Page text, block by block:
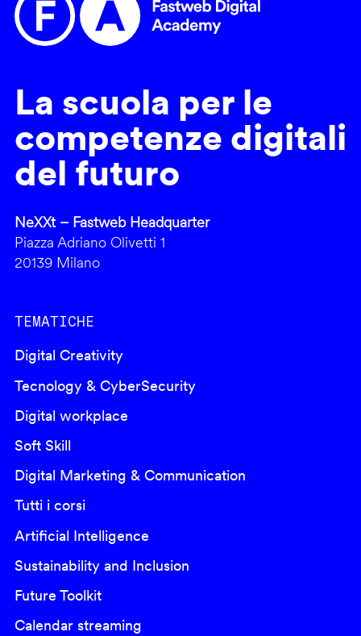
La scuola per le
competenze digitali
del futuro
NeXXt – Fastweb Headquarter
Piazza Adriano Olivetti 1
20139 Milano
TEMATICHE
Digital Creativity
Tecnology & CyberSecurity
Digital workplace
Soft Skill
Digital Marketing & Communication
Tutti i corsi
Artificial Intelligence
Sustainability and Inclusion
Future Toolkit
Calendar streaming